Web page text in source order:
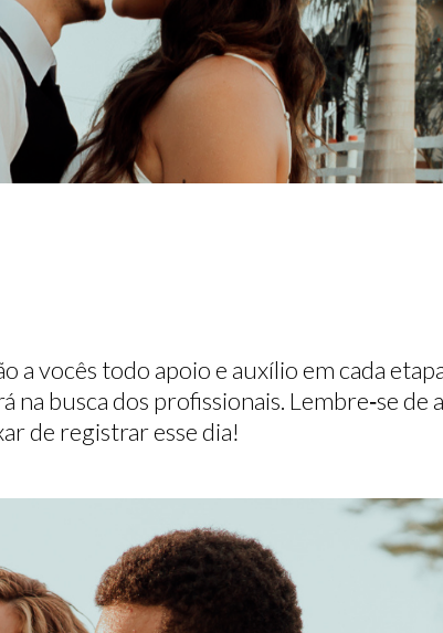
a vocês todo apoio e auxílio em cada
busca dos profissionais. Lembre‑se
de registrar esse dia!